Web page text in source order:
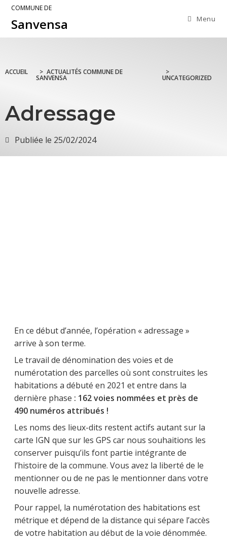
COMMUNE DE
Sanvensa Menu
ACCUEIL > ACTUALITÉS COMMUNE DE
SANVENSA
>
UNCATEGORIZED
Adressage
Publiée le 25/02/2024
En ce début d’année, l’opération « adressage »
arrive à son terme.
Le travail de dénomination des voies et de
numérotation des parcelles où sont construites les
habitations a débuté en 2021 et entre dans la
dernière phase : 162 voies nommées et près de
490 numéros attribués !
Les noms des lieux-dits restent actifs autant sur la
carte IGN que sur les GPS car nous souhaitions les
conserver puisqu’ils font partie intégrante de
l’histoire de la commune. Vous avez la liberté de le
mentionner ou de ne pas le mentionner dans votre
nouvelle adresse.
Pour rappel, la numérotation des habitations est
métrique et dépend de la distance qui sépare l’accès
de votre habitation au début de la voie dénommée.